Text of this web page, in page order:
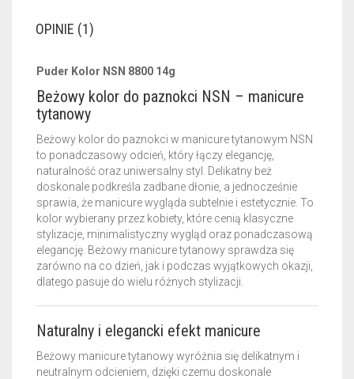
OPINIE (1)
Puder Kolor NSN 8800 14g
Beżowy kolor do paznokci NSN – manicure
tytanowy
Beżowy kolor do paznokci w manicure tytanowym NSN
to ponadczasowy odcień, który łączy elegancję,
naturalność oraz uniwersalny styl. Delikatny beż
doskonale podkreśla zadbane dłonie, a jednocześnie
sprawia, że manicure wygląda subtelnie i estetycznie. To
kolor wybierany przez kobiety, które cenią klasyczne
stylizacje, minimalistyczny wygląd oraz ponadczasową
elegancję. Beżowy manicure tytanowy sprawdza się
zarówno na co dzień, jak i podczas wyjątkowych okazji,
dlatego pasuje do wielu różnych stylizacji.
Naturalny i elegancki efekt manicure
Beżowy manicure tytanowy wyróżnia się delikatnym i
neutralnym odcieniem, dzięki czemu doskonale